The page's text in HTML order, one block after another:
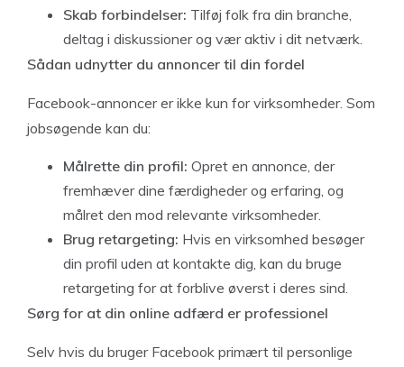
Skab forbindelser: Tilføj folk fra din branche,
deltag i diskussioner og vær aktiv i dit netværk.
Sådan udnytter du annoncer til din fordel
Facebook-annoncer er ikke kun for virksomheder. Som
jobsøgende kan du:
Målrette din profil: Opret en annonce, der
fremhæver dine færdigheder og erfaring, og
målret den mod relevante virksomheder.
Brug retargeting: Hvis en virksomhed besøger
din profil uden at kontakte dig, kan du bruge
retargeting for at forblive øverst i deres sind.
Sørg for at din online adfærd er professionel
Selv hvis du bruger Facebook primært til personlige